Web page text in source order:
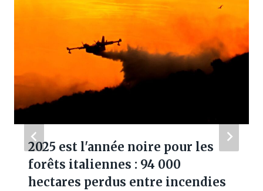
2025 est l'année noire pour les
forêts italiennes : 94 000
hectares perdus entre incendies